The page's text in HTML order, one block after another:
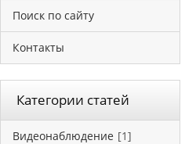
Поиск по сайту
Контакты
Категории статей
Видеонаблюдение [1]